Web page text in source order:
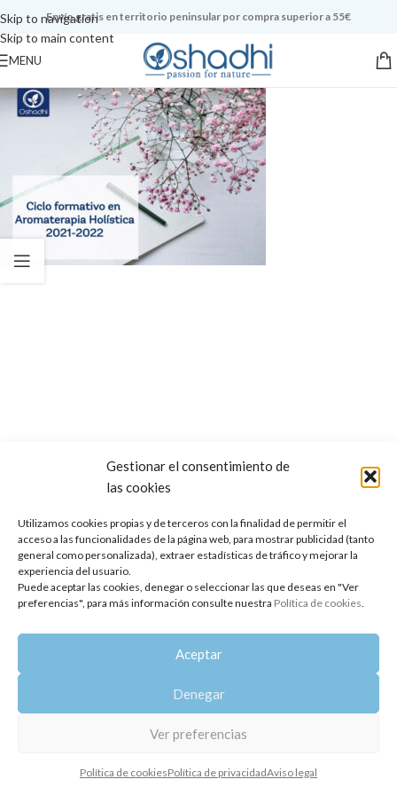
Gestionar el consentimiento de
las cookies
Utilizamos cookies propias y de terceros con la finalidad de permitir el
acceso a las funcionalidades de la página web, para mostrar publicidad (tanto
general como personalizada), extraer estadísticas de tráfico y mejorar la
experiencia del usuario.
Puede aceptar las cookies, denegar o seleccionar las que deseas en "Ver
preferencias", para más información consulte nuestra Política de cookies.
Aceptar
Denegar
Ver preferencias
Política de cookiesPolítica de privacidadAviso legal
Skip to navigation
Skip to main content
Envío gratis en territorio peninsular por compra superior a 55€
MENU
Copyright 2014-2025
Política de privacidad Aviso legal | Política de cookies